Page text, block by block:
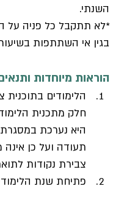
השנתי.
*לא תתקבל כל פניה על
בגין אי השתתפות
הוראות מיוחדות
הלימודים בתוכנית
חלק מתכנית
היא נערכת במסגרת
תעודה ועל כן
צבירת נקודות
פתיחת שנת